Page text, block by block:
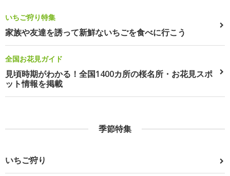
いちご狩り特集
家族や友達を誘って新鮮ないちごを食べに行こう
全国お花見ガイド
見頃時期がわかる！全国1400カ所の桜名所・お花見スポ
ット情報を掲載
季節特集
いちご狩り